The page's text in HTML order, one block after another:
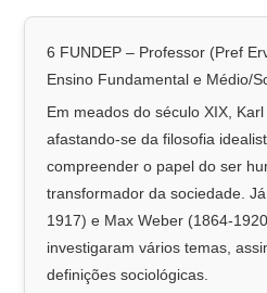
6 FUNDEP – Professor (Pref
Ensino Fundamental e Médio/
Em meados do século XIX,
afastando-se da filosofia
compreender o papel do ser
transformador da sociedade.
1917) e Max Weber (1864-
investigaram vários temas,
definições sociológicas.